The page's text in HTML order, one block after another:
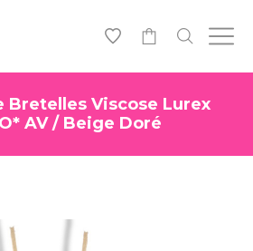
Bretelles Viscose Lurex
AV / Beige Doré